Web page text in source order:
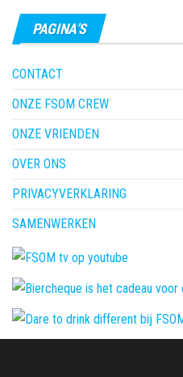
PAGINA’S
CONTACT
ONZE FSOM CREW
ONZE VRIENDEN
OVER ONS
PRIVACYVERKLARING
SAMENWERKEN